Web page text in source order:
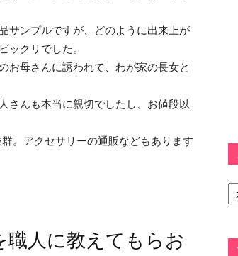
サンプルですが、どのように出来上が
クリでした。
お母さんに誘われて、わが家の長女と
さんも本当に親切でしたし、お値段以
。アクセサリーの通販などもあります
人に教えてもらお
カ
テ
ー